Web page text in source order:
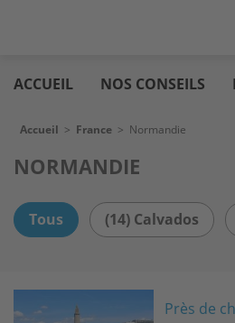
au
contenu
immo
ACCUEIL NOS CONSEILS
Fil d'Ariane
Accueil > France > Normandie
NORMANDIE
Tous (14) Calvados
Près de